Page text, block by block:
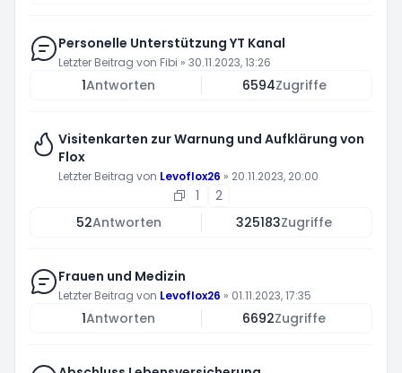
Personelle Unterstützung YT Kanal
Letzter Beitrag von Fibi » 30.11.2023, 13:26
1Antworten 6594Zugriffe
Visitenkarten zur Warnung und Aufklärung von
Flox
Letzter Beitrag von Levoflox26 » 20.11.2023, 20:00
1
2
52Antworten 325183Zugriffe
Frauen und Medizin
Letzter Beitrag von Levoflox26 » 01.11.2023, 17:35
1Antworten 6692Zugriffe